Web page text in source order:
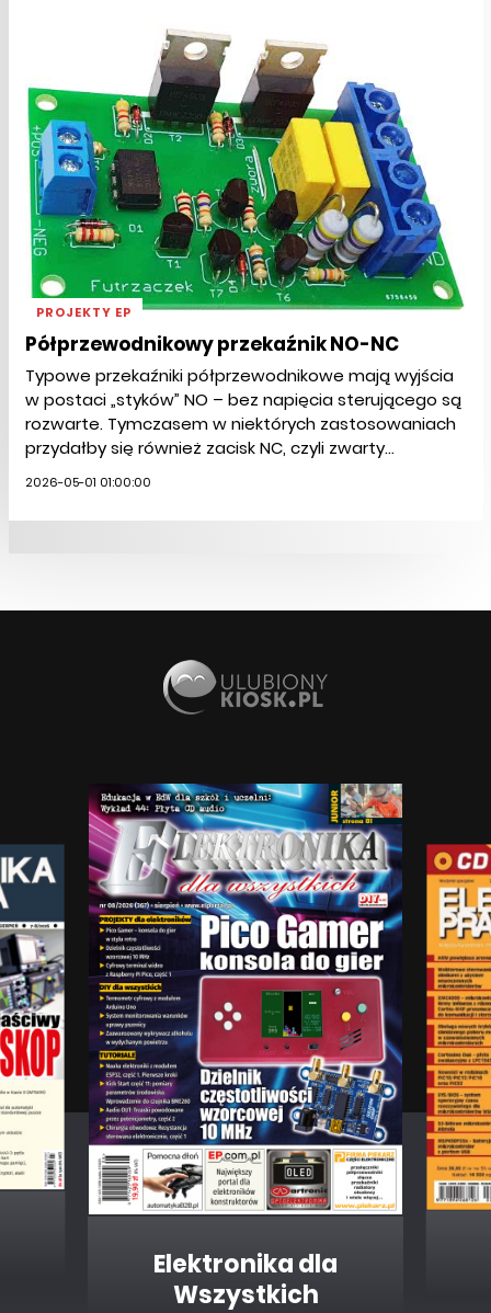
PROJEKTY EP
Półprzewodnikowy przekaźnik NO-NC
Typowe przekaźniki półprzewodnikowe mają wyjścia
w postaci „styków” NO – bez napięcia sterującego są
rozwarte. Tymczasem w niektórych zastosowaniach
przydałby się również zacisk NC, czyli zwarty...
2026-05-01 01:00:00
Elektronika dla
Wszystkich